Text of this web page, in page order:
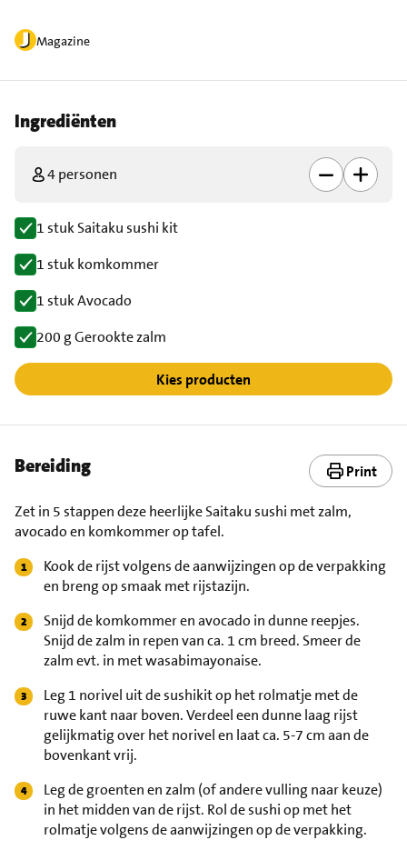
Magazine
Ingrediënten
4 personen
1 stuk Saitaku sushi kit
1 stuk komkommer
1 stuk Avocado
200 g Gerookte zalm
Kies producten
Bereiding Print
Zet in 5 stappen deze heerlijke Saitaku sushi met zalm,
avocado en komkommer op tafel.
Kook de rijst volgens de aanwijzingen op de verpakking
en breng op smaak met rijstazijn.
Snijd de komkommer en avocado in dunne reepjes.
Snijd de zalm in repen van ca. 1 cm breed. Smeer de
zalm evt. in met wasabimayonaise.
Leg 1 norivel uit de sushikit op het rolmatje met de
ruwe kant naar boven. Verdeel een dunne laag rijst
gelijkmatig over het norivel en laat ca. 5-7 cm aan de
bovenkant vrij.
Leg de groenten en zalm (of andere vulling naar keuze)
in het midden van de rijst. Rol de sushi op met het
rolmatje volgens de aanwijzingen op de verpakking.